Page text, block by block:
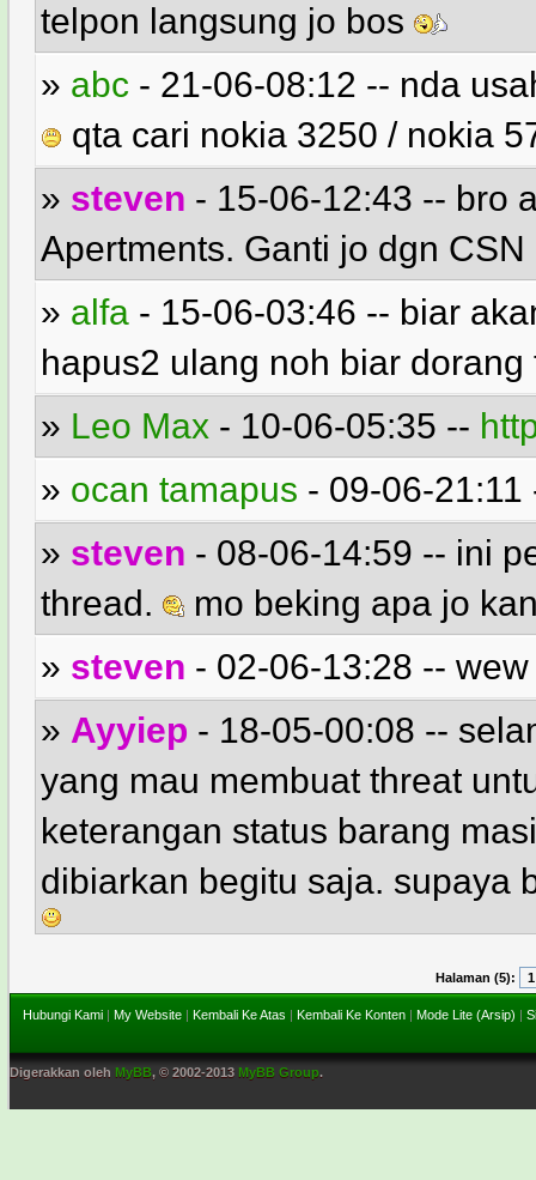
telpon langsung jo bos
» abc - 21-06-08:12 -- nda
qta cari nokia 3250 / nokia
» steven - 15-06-12:43 -- bro
Apertments. Ganti jo dgn
» alfa - 15-06-03:46 -- biar
hapus2 ulang noh biar
» Leo Max - 10-06-05:35 --
» ocan tamapus - 09-06-21:11
» steven - 08-06-14:59 -- ini
thread.
mo beking apa jo
» steven - 02-06-13:28 --
» Ayyiep - 18-05-00:08 --
yang mau membuat threat
keterangan status barang
dibiarkan begitu saja. supaya
Halaman (5): 1
Hubungi Kami | My Website | Kembali Ke Atas | Kembali Ke Konten | Mode Lite (Arsip) |
Digerakkan oleh MyBB, © 2002-2013 MyBB Group.